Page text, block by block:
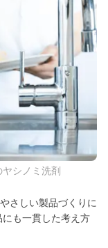
シノミ洗剤
さしい製品づくりに
も一貫した考え方